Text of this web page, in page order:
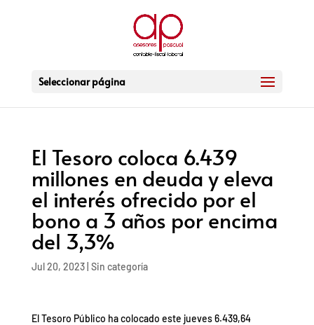
Seleccionar página
El Tesoro coloca 6.439
millones en deuda y eleva
el interés ofrecido por el
bono a 3 años por encima
del 3,3%
Jul 20, 2023| Sin categoría
El Tesoro Público ha colocado este jueves 6.439,64